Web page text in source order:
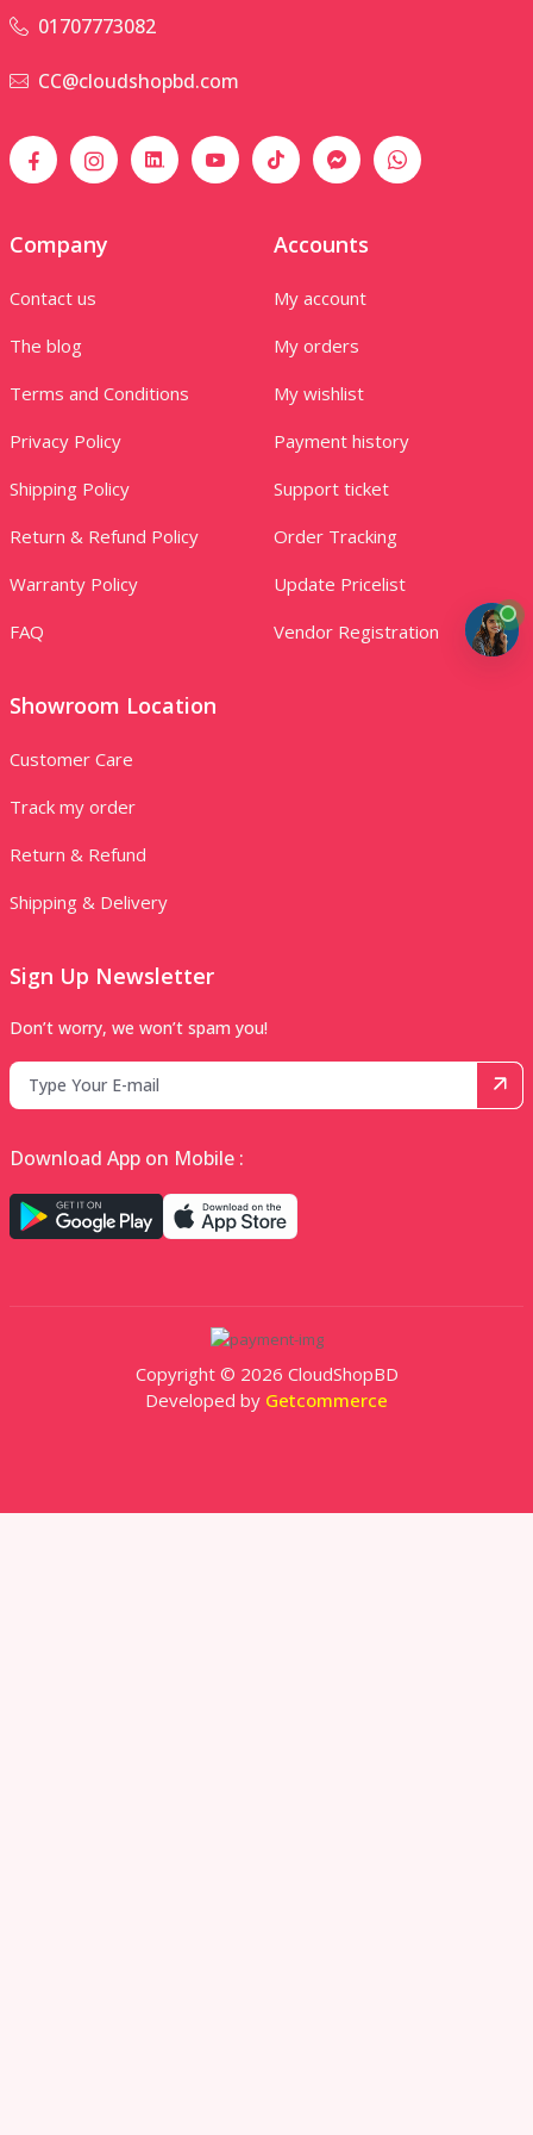
01707773082
CC@cloudshopbd.com
Company
Contact us
The blog
Terms and Conditions
Privacy Policy
Shipping Policy
Return & Refund Policy
Warranty Policy
FAQ
Accounts
My account
My orders
My wishlist
Payment history
Support ticket
Order Tracking
Update Pricelist
Vendor Registration
Showroom Location
Customer Care
Track my order
Return & Refund
Shipping & Delivery
Sign Up Newsletter
Don’t worry, we won’t spam you!
Download App on Mobile :
Copyright © 2026 CloudShopBD
Developed by Getcommerce